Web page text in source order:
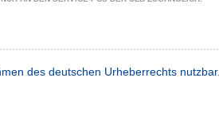
des deutschen Urheberrechts nutzbar.